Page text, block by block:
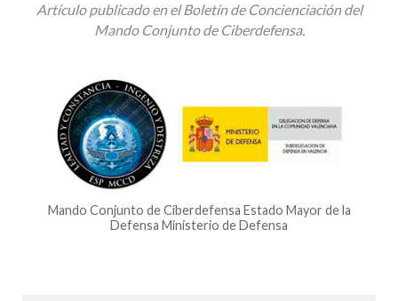
Artículo publicado en el Boletín de Concienciación del
Mando Conjunto de Ciberdefensa.
Mando Conjunto de Ciberdefensa Estado Mayor de la
Defensa Ministerio de Defensa